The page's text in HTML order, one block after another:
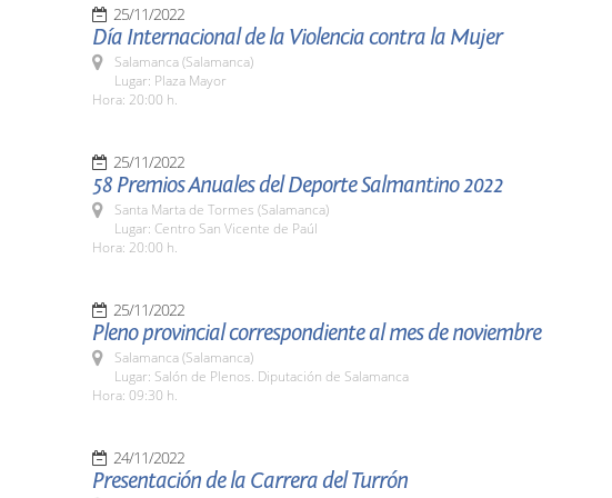
25/11/2022
Día Internacional de la Violencia contra la Mujer
Salamanca (Salamanca)
Lugar: Plaza Mayor
Hora: 20:00 h.
25/11/2022
58 Premios Anuales del Deporte Salmantino 2022
Santa Marta de Tormes (Salamanca)
Lugar: Centro San Vicente de Paúl
Hora: 20:00 h.
25/11/2022
Pleno provincial correspondiente al mes de noviembre
Salamanca (Salamanca)
Lugar: Salón de Plenos. Diputación de Salamanca
Hora: 09:30 h.
24/11/2022
Presentación de la Carrera del Turrón